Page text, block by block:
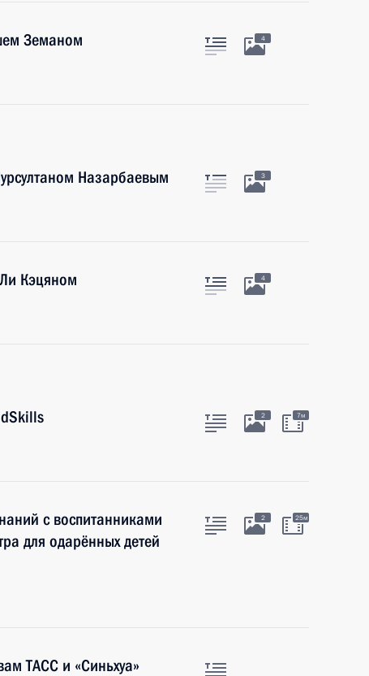
Земаном 4
Назарбаевым
3
Кэцяном 4
2 7м
с воспитанниками
для одарённых детей
2 25м
ТАСС и «Синьхуа»